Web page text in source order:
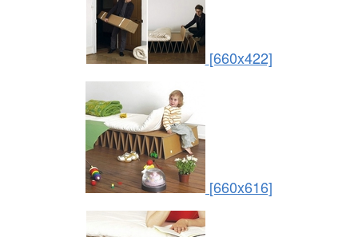
[660x422]
[660x616]